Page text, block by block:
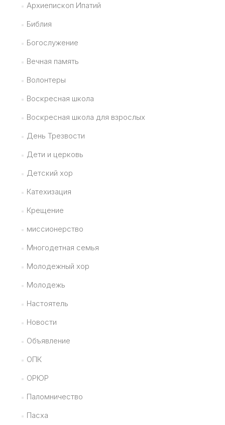
Архиепископ Ипатий
Библия
Богослужение
Вечная память
Волонтеры
Воскресная школа
Воскресная школа для взрослых
День Трезвости
Дети и церковь
Детский хор
Катехизация
Крещение
миссионерство
Многодетная семья
Молодежный хор
Молодежь
Настоятель
Новости
Объявление
ОПК
ОРЮР
Паломничество
Пасха